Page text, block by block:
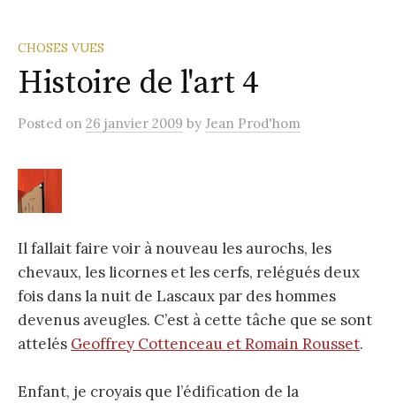
CHOSES VUES
Histoire de l'art 4
Posted on 26 janvier 2009 by Jean Prod'hom
Il fallait faire voir à nouveau les aurochs, les
chevaux, les licornes et les cerfs, relégués deux
fois dans la nuit de Lascaux par des hommes
devenus aveugles. C’est à cette tâche que se sont
attelés Geoffrey Cottenceau et Romain Rousset.
Enfant, je croyais que l’édification de la